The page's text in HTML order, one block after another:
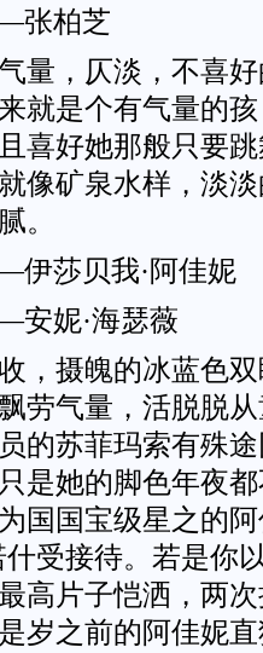
柏芝
，仄淡，不喜好
就是个有气量的
喜好她那般只要
像矿泉水样，淡
。
莎贝我·阿佳妮
妮·海瑟薇
摄魄的冰蓝色双
劳气量，活脱脱
的苏菲玛索有殊
是她的脚色年夜
国国宝级星之的
什受接待。若是你
高片子恺洒，两
岁之前的阿佳妮